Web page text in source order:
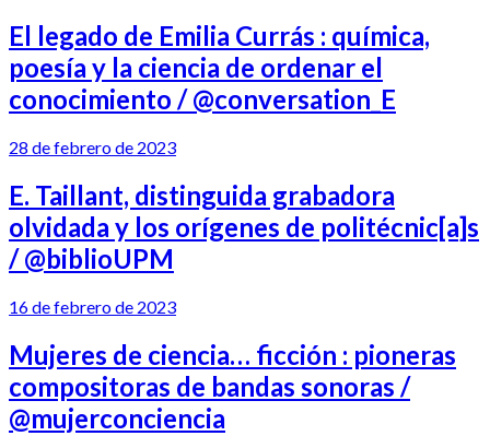
El legado de Emilia Currás : química,
poesía y la ciencia de ordenar el
conocimiento / @conversation_E
28 de febrero de 2023
E. Taillant, distinguida grabadora
olvidada y los orígenes de politécnic[a]s
/ @biblioUPM
16 de febrero de 2023
Mujeres de ciencia… ficción : pioneras
compositoras de bandas sonoras /
@mujerconciencia